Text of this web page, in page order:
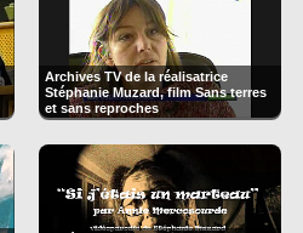
Archives TV de la réalisatrice
Stéphanie Muzard, film Sans terres
et sans reproches